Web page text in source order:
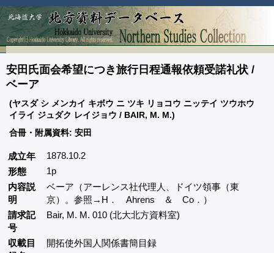
安田氏面会希望につき旅行日程通報依頼受諾礼状 /
ベーア
(ヤスダ シ メンカイ キボウ ニ ツキ リョコウ ニッテイ ツウホウ
イライ ジュダク レイジョウ / BAIR, M. M.)
合冊・附属資料: 安田
成立年
1878.10.2
形態
1p
内容説
明
ベーア（アーレンス社代理人、ドイツ領事（東
京）。参照→H． Ahrens ＆ Co．）
請求記
号
Bair, M. M. 010 (北大北方資料室)
収載目
開拓使外国人関係書簡目録